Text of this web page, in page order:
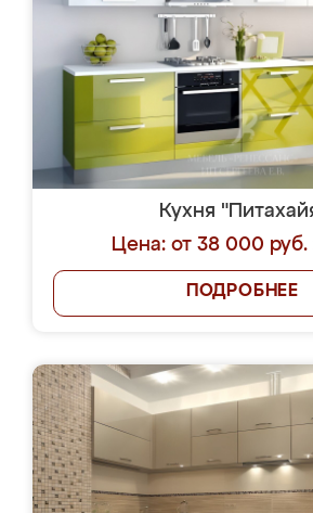
Кухня
Цена: от 38 000 руб.
ПОДРОБНЕЕ